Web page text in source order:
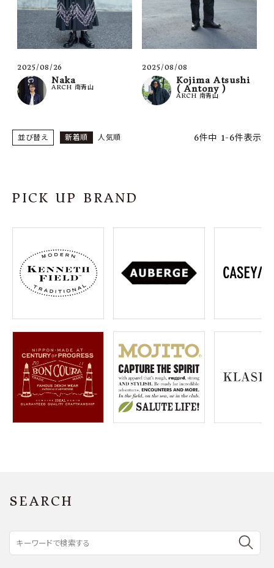
2025/08/26
Naka
ARCH 南青山
2025/08/08
Kojima Atsushi
( Antony )
ARCH 南青山
並び替え 新着順 人気順 6件中 1-6件表示
PICK UP BRAND
SEARCH